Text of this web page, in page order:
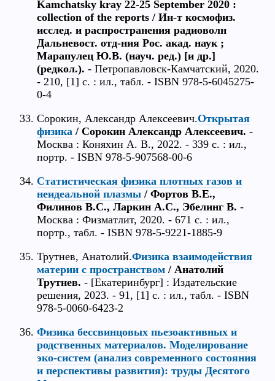
Kamchatsky kray 22-25 September 2020 :
collection of the reports / Ин-т космофиз.
исслед. и распространения радиоволн
Дальневост. отд-ния Рос. акад. наук ;
Марапулец Ю.В. (науч. ред.) [и др.]
(редкол.). - Петропавловск-Камчатский, 2020.
- 210, [1] с. : ил., табл. - ISBN 978-5-6045275-
0-4
Сорокин, Александр Алексеевич.Открытая
физика / Сорокин Александр Алексеевич. -
Москва : Коняхин А. В., 2022. - 339 с. : ил.,
портр. - ISBN 978-5-907568-00-6
Статистическая физика плотных газов и
неидеальной плазмы / Фортов В.Е.,
Филинов В.С., Ларкин А.С., Эбелинг В. -
Москва : Физматлит, 2020. - 671 с. : ил.,
портр., табл. - ISBN 978-5-9221-1885-9
Трутнев, Анатолий.Физика взаимодействия
материи с пространством / Анатолий
Трутнев. - [Екатеринбург] : Издательские
решения, 2023. - 91, [1] с. : ил., табл. - ISBN
978-5-0060-6423-2
Физика бессвинцовых пьезоактивных и
родственных материалов. Моделирование
эко-систем (анализ современного состояния
и перспективы развития): труды Десятого